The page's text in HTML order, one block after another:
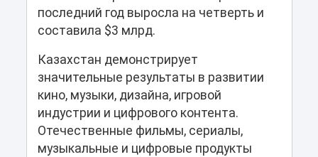
последний год выросла на четверть и
составила $3 млрд.
Казахстан демонстрирует
значительные результаты в развитии
кино, музыки, дизайна, игровой
индустрии и цифрового контента.
Отечественные фильмы, сериалы,
музыкальные и цифровые продукты